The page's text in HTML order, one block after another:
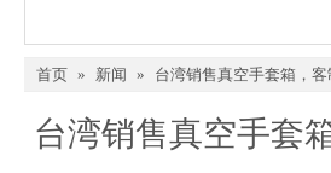
首页 » 新闻 » 台湾销售真空手套箱，
台湾销售真空手套